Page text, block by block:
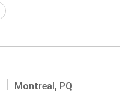
Montreal, PQ